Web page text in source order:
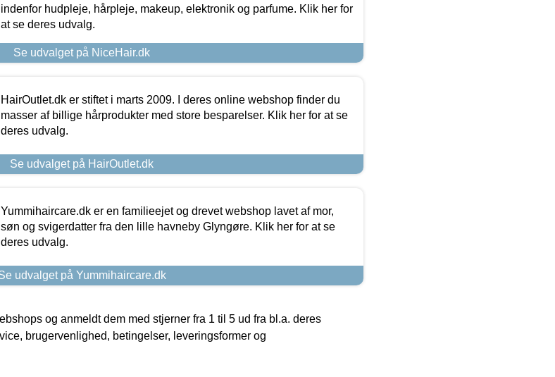
indenfor hudpleje, hårpleje, makeup, elektronik og parfume. Klik her for
at se deres udvalg.
Se udvalget på NiceHair.dk
HairOutlet.dk er stiftet i marts 2009. I deres online webshop finder du
masser af billige hårprodukter med store besparelser. Klik her for at se
deres udvalg.
Se udvalget på HairOutlet.dk
Yummihaircare.dk er en familieejet og drevet webshop lavet af mor,
søn og svigerdatter fra den lille havneby Glyngøre. Klik her for at se
deres udvalg.
udvalget på Yummihaircare.dk
og anmeldt dem med stjerner fra 1 til 5 ud fra bl.a. deres
brugervenlighed, betingelser, leveringsformer og